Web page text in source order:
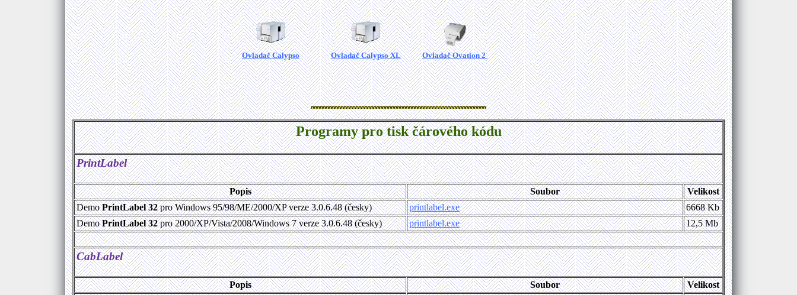
Ovladač Calypso Ovladač Calypso XL Ovladač Ovation 2
Programy pro tisk čárového kódu
PrintLabel
Popis Soubor
Velikost
DemoPrintLabel 32pro Windows 95/98/ME/2000/XP verze 3.0.6.48 (česky) printlabel.exe
6668 Kb
DemoPrintLabel 32pro 2000/XP/Vista/2008/Windows 7 verze 3.0.6.48 (česky) printlabel.exe 12,5 Mb
CabLabel
Popis Soubor
Velikost